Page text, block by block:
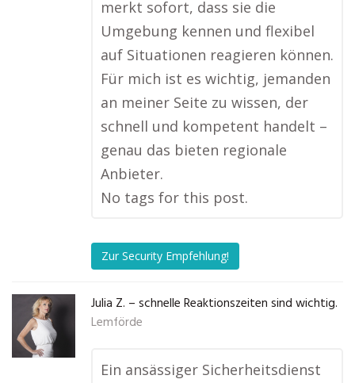
merkt sofort, dass sie die
Umgebung kennen und flexibel
auf Situationen reagieren können.
Für mich ist es wichtig, jemanden
an meiner Seite zu wissen, der
schnell und kompetent handelt –
genau das bieten regionale
Anbieter.
No tags for this post.
Zur Security Empfehlung!
Julia Z. – schnelle Reaktionszeiten sind wichtig.
Lemförde
Ein ansässiger Sicherheitsdienst